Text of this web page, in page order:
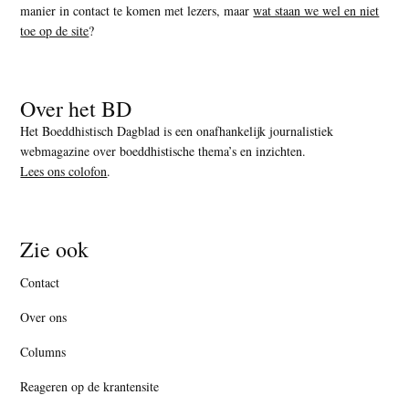
manier in contact te komen met lezers, maarwat staan we wel en niet
toe op de site?
Over het BD
Het Boeddhistisch Dagblad is een onafhankelijk journalistiek
webmagazine over boeddhistische thema’s en inzichten.
Lees ons colofon.
Zie ook
Contact
Over ons
Columns
Reageren op de krantensite